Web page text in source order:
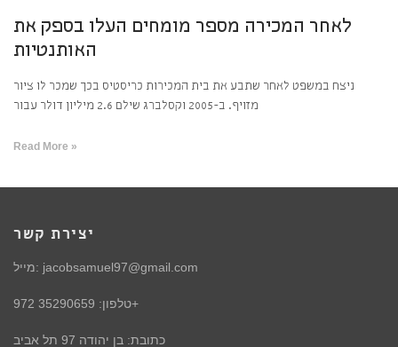
לאחר המכירה מספר מומחים העלו בספק את
האותנטיות
ניצח במשפט לאחר שתבע את בית המכירות כריסטיס בכך שמכר לו ציור
מזויף. ב-2005 וקסלברג שילם 2.6 מיליון דולר עבור
Read More »
יצירת קשר
מייל: jacobsamuel97@gmail.com
טלפון: 35290659 972+
כתובת: בן יהודה 97 תל אביב